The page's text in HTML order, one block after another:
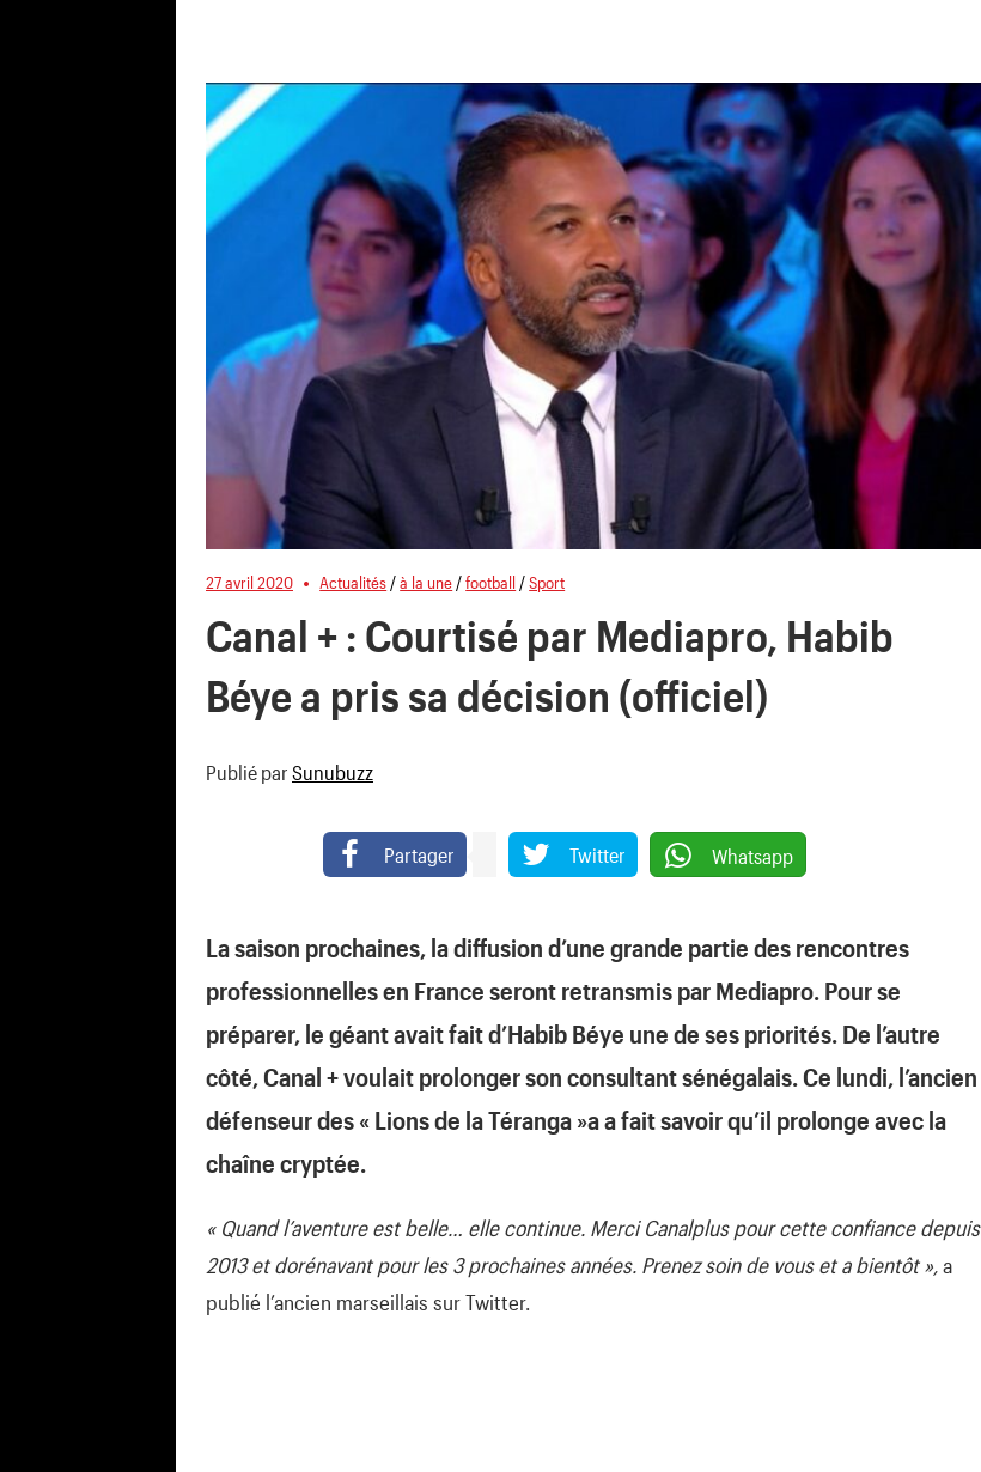
27 avril 2020 Actualités /à la une /football /Sport
Canal + : Courtisé par Mediapro, Habib
Béye a pris sa décision (officiel)
Publié par Sunubuzz
Partager Twitter Whatsapp
La saison prochaines, la diffusion d’une grande partie des rencontres
professionnelles en France seront retransmis par Mediapro. Pour se
préparer, le géant avait fait d’Habib Béye une de ses priorités. De l’autre
côté, Canal + voulait prolonger son consultant sénégalais. Ce lundi, l’ancien
défenseur des « Lions de la Téranga »a a fait savoir qu’il prolonge avec la
chaîne cryptée.
« Quand l’aventure est belle… elle continue. Merci Canalplus pour cette confiance depuis
2013 et dorénavant pour les 3 prochaines années. Prenez soin de vous et a bientôt »,a
publié l’ancien marseillais sur Twitter.